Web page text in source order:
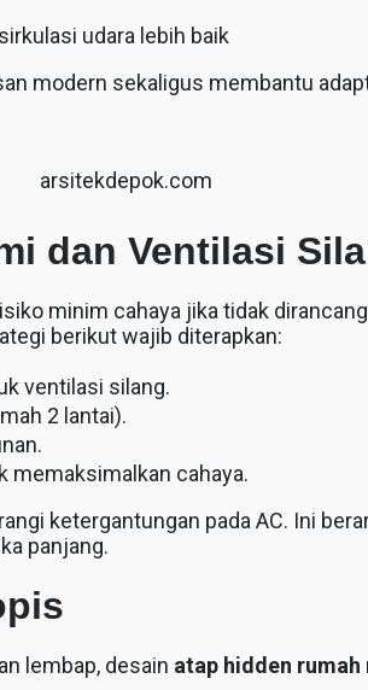
udara lebih baik
modern sekaligus membantu
arsitekdepok.com
dan Ventilasi
minim cahaya jika tidak
berikut wajib diterapkan:
ventilasi silang.
2 lantai).
memaksimalkan cahaya.
ketergantungan pada AC. Ini
panjang.
lembap, desain atap hidden rumah